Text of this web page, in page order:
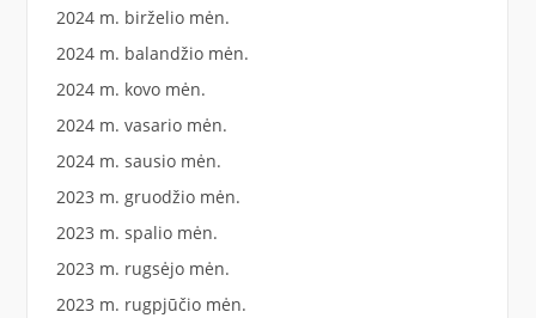
2024 m. birželio mėn.
2024 m. balandžio mėn.
2024 m. kovo mėn.
2024 m. vasario mėn.
2024 m. sausio mėn.
2023 m. gruodžio mėn.
2023 m. spalio mėn.
2023 m. rugsėjo mėn.
2023 m. rugpjūčio mėn.